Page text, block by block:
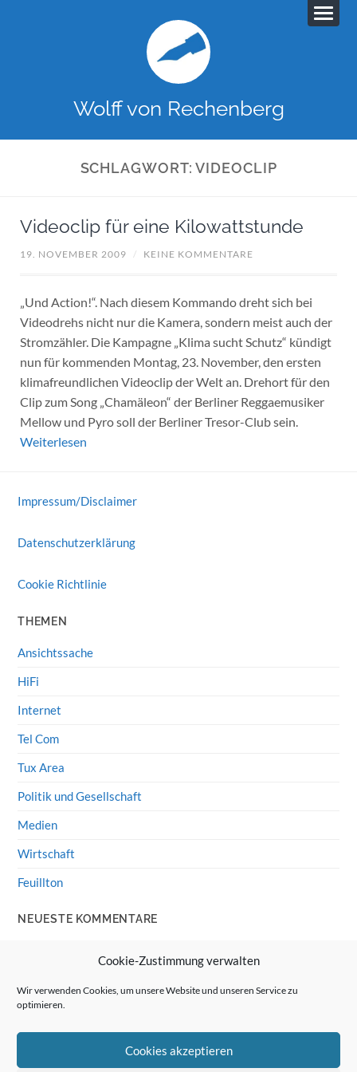
Cookie-Zustimmung verwalten
Wir verwenden Cookies, um unsere Website und unseren Service zu
optimieren.
Cookies akzeptieren
Wolff von Rechenberg
SCHLAGWORT:VIDEOCLIP
Videoclip für eine Kilowattstunde
19. NOVEMBER 2009 / KEINE KOMMENTARE
„Und Action!“. Nach diesem Kommando dreht sich bei
Videodrehs nicht nur die Kamera, sondern meist auch der
Stromzähler. Die Kampagne „Klima sucht Schutz“ kündigt
nun für kommenden Montag, 23. November, den ersten
klimafreundlichen Videoclip der Welt an. Drehort für den
Clip zum Song „Chamäleon“ der Berliner Reggaemusiker
Mellow und Pyro soll der Berliner Tresor-Club sein.
Weiterlesen
Impressum/Disclaimer
Datenschutzerklärung
Cookie Richtlinie
THEMEN
Ansichtssache
HiFi
Internet
Tel Com
Tux Area
Politik und Gesellschaft
Medien
Wirtschaft
Feuillton
NEUESTE KOMMENTARE
Wolff von Rechenberg
Linux Mint: Google Drive integrieren